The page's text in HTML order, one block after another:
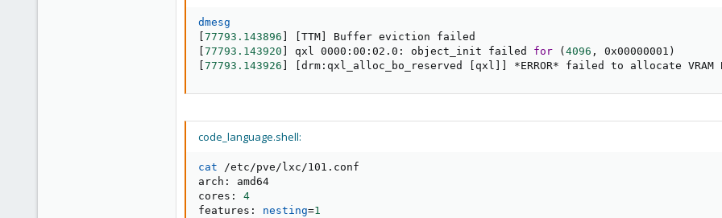
dmesg
77793.143896 TTM
77793.143920 qxl 0000:00:02.0: object_init failed for ( 4096 , 0x00000001 )
77793.143926 drm:qxl_alloc_bo_reserved qxl *ERROR* failed to allocate VRAM
code_language.shell:
cat /etc/pve/lxc/101.conf
arch: amd64
cores: 4
features: nesting=1